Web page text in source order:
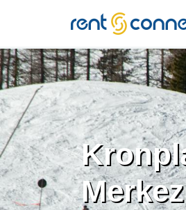
RENT'N
CONNECT